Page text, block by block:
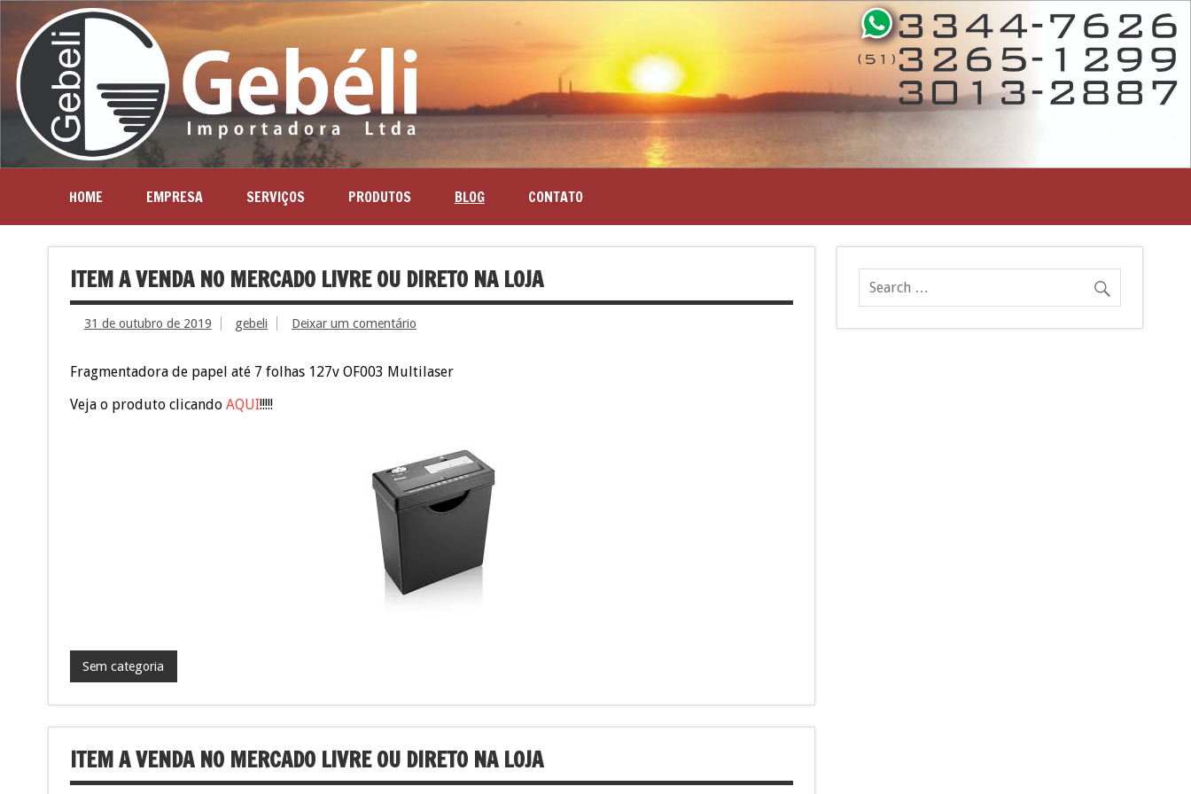
HOME EMPRESA SERVIÇOS PRODUTOS BLOG CONTATO
ITEM A VENDA NO MERCADO LIVRE OU DIRETO NA LOJA
31 de outubro de 2019 gebeli Deixar um comentário
Fragmentadora de papel até 7 folhas 127v OF003 Multilaser
Veja o produto clicando AQUI!!!!!
Sem categoria
ITEM A VENDA NO MERCADO LIVRE OU DIRETO NA LOJA